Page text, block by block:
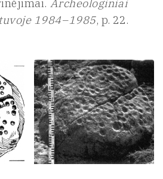
Archeologiniai
1984–1985, p. 22.